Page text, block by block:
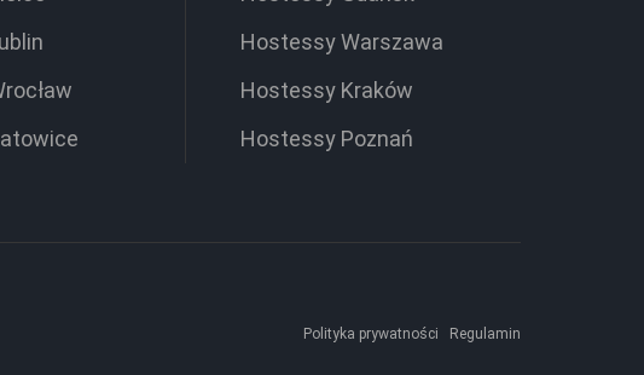
Hostessy Warszawa
Hostessy Kraków
Hostessy Poznań
Polityka prywatności Regulamin